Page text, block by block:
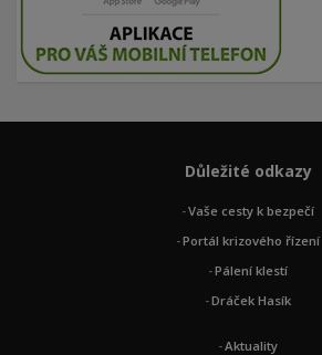
Důležité odkazy
Vaše cesty k bezpečí
Portál krizového řízení
Pálení klestí
Dráček Hasík
Aktuality